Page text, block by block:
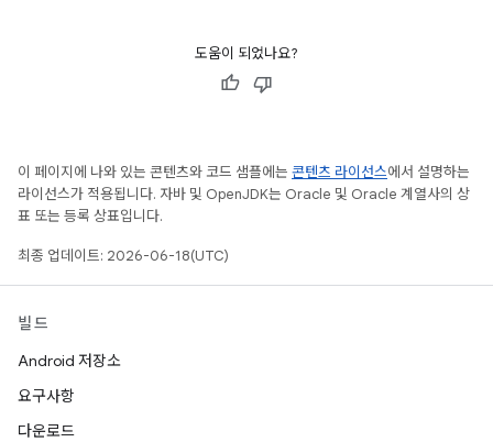
도움이 되었나요?
이 페이지에 나와 있는 콘텐츠와 코드 샘플에는 콘텐츠 라이선스에서 설명하는
라이선스가 적용됩니다. 자바 및 OpenJDK는 Oracle 및 Oracle 계열사의 상
표 또는 등록 상표입니다.
최종 업데이트: 2026-06-18(UTC)
빌드
Android 저장소
요구사항
다운로드